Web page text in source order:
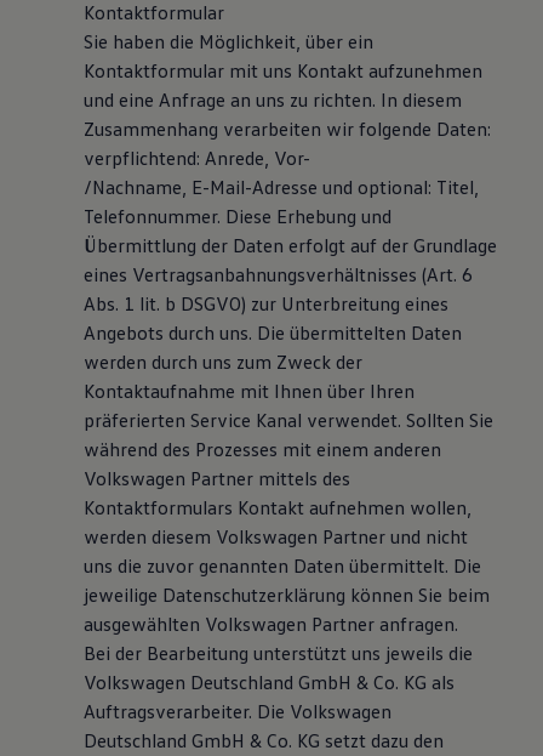
Kontaktformular
Sie haben die Möglichkeit, über ein
Kontaktformular mit uns Kontakt aufzunehmen
und eine Anfrage an uns zu richten. In diesem
Zusammenhang verarbeiten wir folgende Daten:
verpflichtend: Anrede, Vor-
/Nachname, E-Mail-Adresse und optional: Titel,
Telefonnummer. Diese Erhebung und
Übermittlung der Daten erfolgt auf der Grundlage
eines Vertragsanbahnungsverhältnisses (Art. 6
Abs. 1 lit. b DSGVO) zur Unterbreitung eines
Angebots durch uns. Die übermittelten Daten
werden durch uns zum Zweck der
Kontaktaufnahme mit Ihnen über Ihren
präferierten Service Kanal verwendet. Sollten Sie
während des Prozesses mit einem anderen
Volkswagen Partner mittels des
Kontaktformulars Kontakt aufnehmen wollen,
werden diesem Volkswagen Partner und nicht
uns die zuvor genannten Daten übermittelt. Die
jeweilige Datenschutzerklärung können Sie beim
ausgewählten Volkswagen Partner anfragen.
Bei der Bearbeitung unterstützt uns jeweils die
Volkswagen Deutschland GmbH & Co. KG als
Auftragsverarbeiter. Die Volkswagen
Deutschland GmbH & Co. KG setzt dazu den